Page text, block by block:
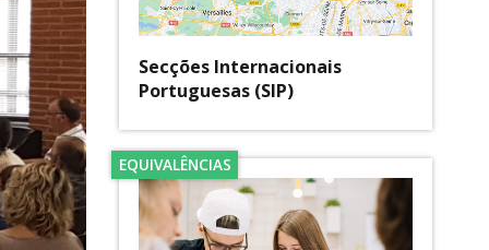
Secções Internacionais
Portuguesas (SIP)
EQUIVALÊNCIAS